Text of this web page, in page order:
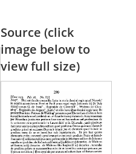
Source (click
image below to
view full size)